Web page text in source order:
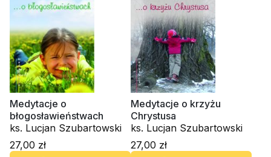
Medytacje o
błogosławieństwach
ks. Lucjan Szubartowski
27,00 zł
Medytacje o krzyżu
Chrystusa
ks. Lucjan Szubartowski
27,00 zł